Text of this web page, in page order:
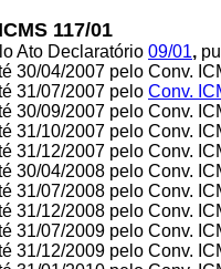
117/01
Ato Declaratório 09/01,
30/04/2007 pelo Conv.
31/07/2007 pelo Conv.
30/09/2007 pelo Conv.
31/10/2007 pelo Conv.
31/12/2007 pelo Conv.
30/04/2008 pelo Conv.
31/07/2008 pelo Conv.
31/12/2008 pelo Conv.
31/07/2009 pelo Conv.
31/12/2009 pelo Conv.